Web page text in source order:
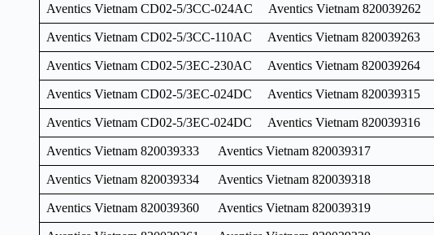
Aventics Vietnam CD02-5/3CC-024AC Aventics Vietnam 820039262
Aventics Vietnam CD02-5/3CC-110AC Aventics Vietnam 820039263
Aventics Vietnam CD02-5/3EC-230AC Aventics Vietnam 820039264
Aventics Vietnam CD02-5/3EC-024DC Aventics Vietnam 820039315
Aventics Vietnam CD02-5/3EC-024DC Aventics Vietnam 820039316
Aventics Vietnam 820039333 Aventics Vietnam 820039317
Aventics Vietnam 820039334 Aventics Vietnam 820039318
Aventics Vietnam 820039360 Aventics Vietnam 820039319